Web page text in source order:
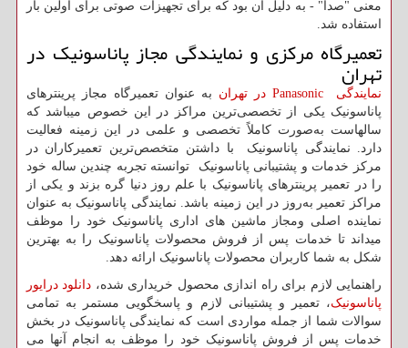
معنی "صدا" - به دلیل آن بود که برای تجهیزات صوتی برای اولین بار
استفاده شد.
تعمیرگاه مرکزی و نمایندگی مجاز پاناسونیک در
تهران
نمایندگی Panasonic در تهران به عنوان تعمیرگاه مجاز پرینترهای
پاناسونیک یکی از تخصصی‌ترین مراکز در این خصوص میباشد که
سالهاست به‌صورت کاملاً تخصصی و علمی در این زمینه فعالیت
دارد. نمایندگی پاناسونیک با داشتن متخصص‌ترین تعمیرکاران در
مرکز خدمات و پشتیبانی پاناسونیک توانسته‌ تجربه چندین ساله خود
را در تعمیر پرینترهای پاناسونیک با علم روز دنیا گره بزند و یکی از
مراکز تعمیر به‌روز در این زمینه باشد. نمایندگی پاناسونیک به عنوان
نماینده اصلی ومجاز ماشین های اداری پاناسونیک خود را موظف
میداند تا خدمات پس از فروش محصولات پاناسونیک را به بهترین
شکل به شما کاربران محصولات پاناسونیک ارائه دهد.
راهنمایی لازم برای راه اندازی محصول خریداری شده، دانلود درایور
پاناسونیک، تعمیر و پشتیبانی لازم و پاسخگویی مستمر به تمامی
سوالات شما از جمله مواردی است که نمایندگی پاناسونیک در بخش
خدمات پس از فروش پاناسونیک خود را موظف به انجام آنها می